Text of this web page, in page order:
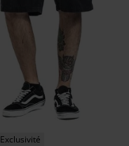
Exclusivité